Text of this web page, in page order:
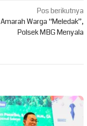
Pos berikutnya
Amarah Warga “Meledak”,
Polsek MBG Menyala